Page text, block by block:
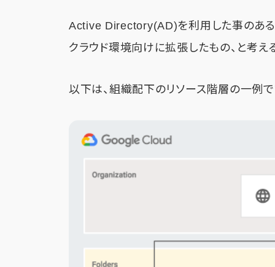
Active Directory(AD)を利用した事のある
クラウド環境向けに拡張したもの、と考え
以下は、組織配下のリソース階層の一例で